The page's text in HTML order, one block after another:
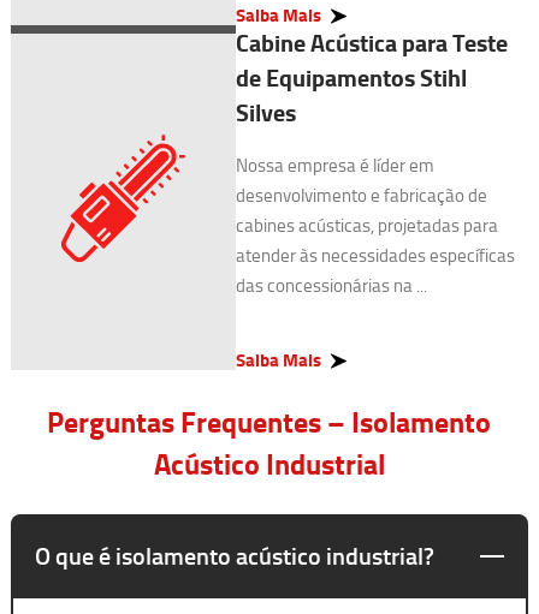
Saiba Mais
Cabine Acústica para Teste
de Equipamentos Stihl
Silves
Nossa empresa é líder em
desenvolvimento e fabricação de
cabines acústicas, projetadas para
atender às necessidades específicas
das concessionárias na ...
Saiba Mais
Perguntas Frequentes – Isolamento
Acústico Industrial
O que é isolamento acústico industrial?